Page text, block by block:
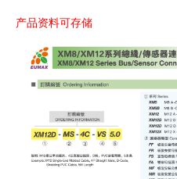
产品资料可存储